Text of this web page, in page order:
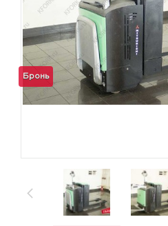
Бронь